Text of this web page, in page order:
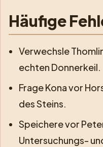
Häufige
Verwechsle
echten Donnerkeil.
Frage Kona vor
des Steins.
Speichere vor
Untersuchungs-